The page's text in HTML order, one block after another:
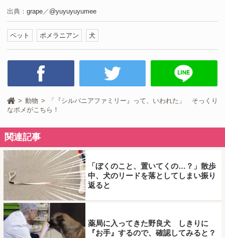
出典： grape／ @yuyuyuyumee
ペット ポメラニアン 犬
動物
「『シルバニアファミリー』って、いわれた」 そっくり
なポメがこちら！
関連記事
「ぼくのこと、置いてくの…？」散歩
中、犬のリードを落としてしまい振り
返ると
薬局に入ってきた野良犬 しきりに
『お手』するので、確認してみると？